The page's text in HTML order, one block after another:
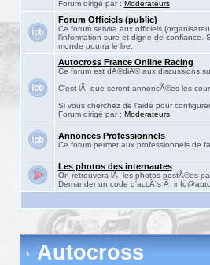
Forum dirigé par : Moderateurs
Forum Officiels (public)
Ce forum servira aux officiels
l'information sure et digne de confiance.
monde pourra le lire.
Autocross France Online Racing
Ce forum est dÃ©diÃ© aux discussions
C'est lÃ que seront annoncÃ©es les
Si vous cherchez de l'aide pour
Forum dirigé par : Moderateurs
Annonces Professionnels
Ce forum permet aux professionnels de
Les photos des internautes
On retrouvera lÃ les photos postÃ©es
Demander un code d'accÃ¨s Ã
Autocross